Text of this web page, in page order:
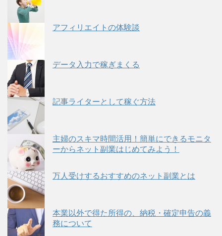
アフィリエイトの体験談
データ入力で稼ぎまくる
記事ライターとして稼ぐ方法
主婦のスキマ時間活用！簡単にできるモニタ
ーからネット副業はじめてみよう！
万人受けするおすすめのネット副業とは
本業以外で得た所得の、納税・確定申告の義
務について